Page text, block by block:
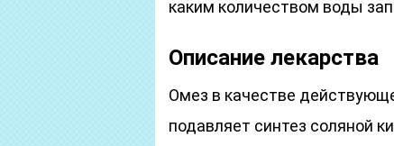
каким количеством воды
Описание лекарства
Омез в качестве
подавляет синтез соляной